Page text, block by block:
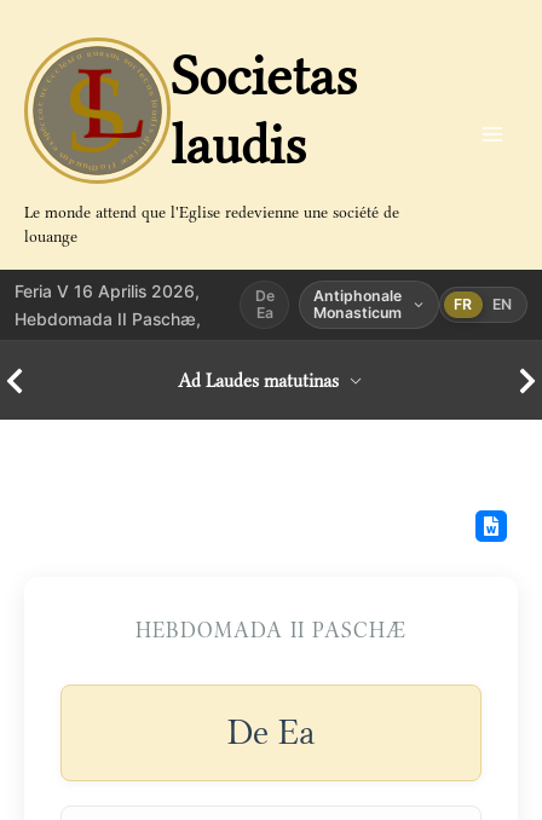
contenu
Societas
laudis
Le monde attend que l'Eglise redevienne une société de
louange
Feria V 16 Aprilis 2026,
Hebdomada II Paschæ,
De
Ea
Antiphonale
Monasticum
FR EN
Ad Laudes matutinas
HEBDOMADA II PASCHÆ
De Ea